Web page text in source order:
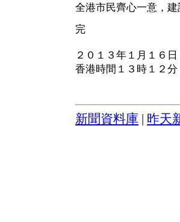
全港市民齊心一意，建
完
２０１３年１月１６日
香港時間１３時１２分
新聞資料庫 昨天